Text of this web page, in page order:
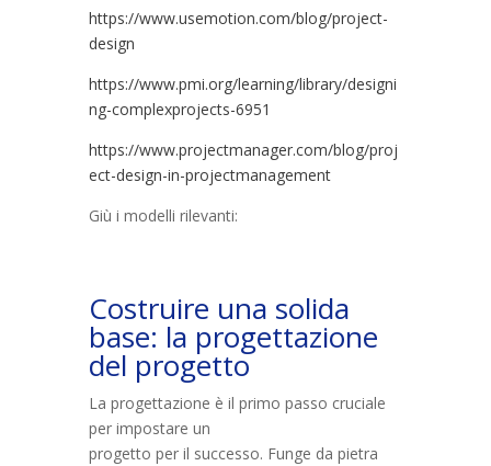
https://www.usemotion.com/blog/project-
design
https://www.pmi.org/learning/library/designi
ng-complexprojects-6951
https://www.projectmanager.com/blog/proj
ect-design-in-projectmanagement
Giù i modelli rilevanti:
Costruire una solida
base: la progettazione
del progetto
La progettazione è il primo passo cruciale
per impostare un
progetto per il successo. Funge da pietra